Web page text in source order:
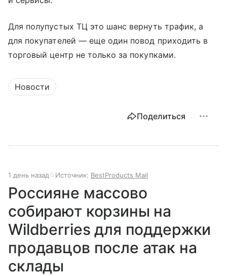
Для полупустых ТЦ это шанс вернуть трафик, а
для покупателей — еще один повод приходить в
торговый центр не только за покупками.
Новости
Поделиться
1 день назад Источник: BestProducts Mail
Россияне массово
собирают корзины на
Wildberries для поддержки
продавцов после атак на
склады